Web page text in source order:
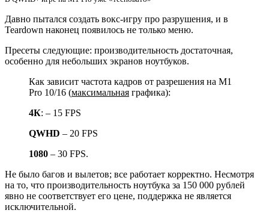
Давно пытался создать вокс-игру про разрушения, и в
Teardown наконец появилось не только меню.
Пресеты следующие: производительность достаточная,
особенно для небольших экранов ноутбуков.
Как зависит частота кадров от разрешения на M1
Pro 10/16 (максимальная графика):
4К: – 15 FPS
QWHD – 20 FPS
1080 – 30 FPS.
Не было багов и вылетов; все работает корректно. Несмотря
на то, что производительность ноутбука за 150 000 рублей
явно не соответствует его цене, поддержка не является
исключительной.